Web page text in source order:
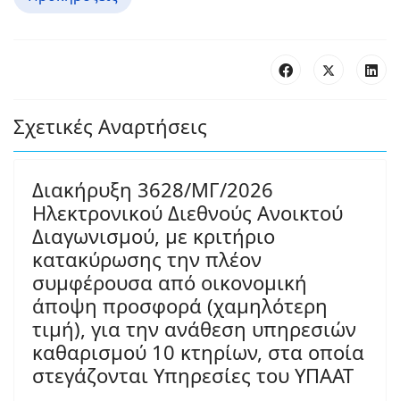
Σχετικές Αναρτήσεις
Διακήρυξη 3628/ΜΓ/2026
Ηλεκτρονικού Διεθνούς Ανοικτού
Διαγωνισμού, με κριτήριο
κατακύρωσης την πλέον
συμφέρουσα από οικονομική
άποψη προσφορά (χαμηλότερη
τιμή), για την ανάθεση υπηρεσιών
καθαρισμού 10 κτηρίων, στα οποία
στεγάζονται Υπηρεσίες του ΥΠΑΑΤ